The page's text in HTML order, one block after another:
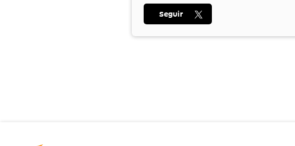
Seguir